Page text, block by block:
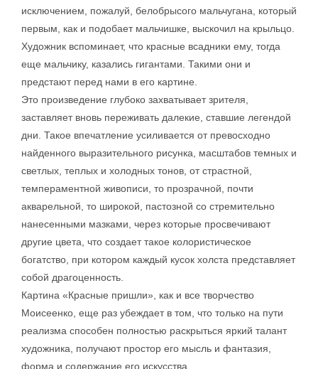
исключением, пожалуй, белобрысого мальчугана, который
первым, как и подобает мальчишке, выскочил на крыльцо.
Художник вспоминает, что красные всадники ему, тогда
еще мальчику, казались гигантами. Такими они и
предстают перед нами в его картине.
Это произведение глубоко захватывает зрителя,
заставляет вновь переживать далекие, ставшие легендой
дни. Такое впечатление усиливается от превосходно
найденного выразительного рисунка, масштабов темных и
светлых, теплых и холодных тонов, от страстной,
темпераментной живописи, то прозрачной, почти
акварельной, то широкой, пастозной со стремительно
нанесенными мазками, через которые просвечивают
другие цвета, что создает такое колористическое
богатство, при котором каждый кусок холста представляет
собой драгоценность.
Картина «Красные пришли», как и все творчество
Моисеенко, еще раз убеждает в том, что только на пути
реализма способен полностью раскрыться яркий талант
художника, получают простор его мысль и фантазия,
форма и содержание его искусства.